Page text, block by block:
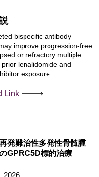
bispecific antibody
improve progression-free
or refractory multiple
lenalidomide and
exposure.
Link
再発難治性多発性骨髄腫
のGPRC5D標的治療
2026